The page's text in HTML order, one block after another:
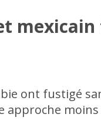
ont fustigé
approche